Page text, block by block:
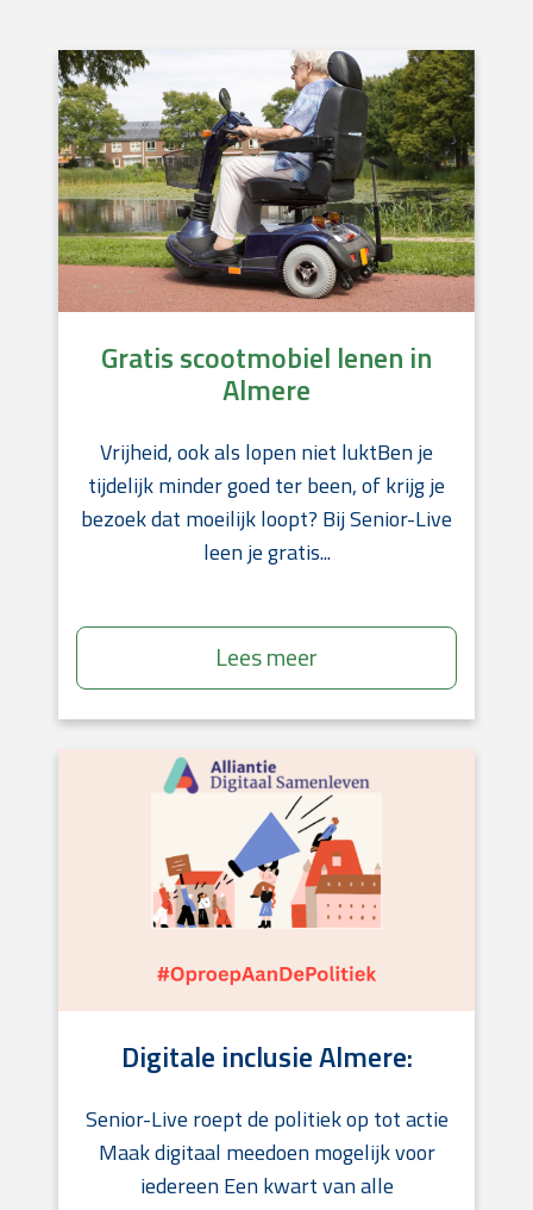
Gratis scootmobiel lenen in
Almere
Vrijheid, ook als lopen niet luktBen je
tijdelijk minder goed ter been, of krijg je
bezoek dat moeilijk loopt? Bij Senior-Live
leen je gratis...
Lees meer
Digitale inclusie Almere:
Senior-Live roept de politiek op tot actie
Maak digitaal meedoen mogelijk voor
iedereen Een kwart van alle